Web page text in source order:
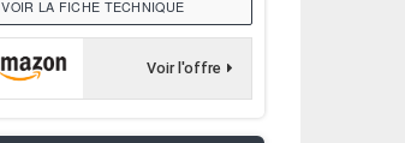
VOIR LA FICHE TECHNIQUE
Voir l'offre